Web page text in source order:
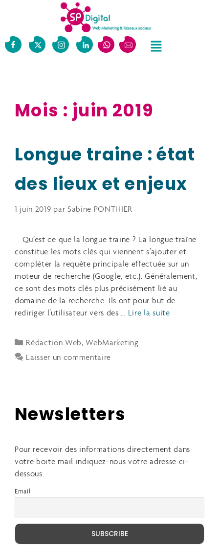
Mois : juin 2019
Longue traine : état
des lieux et enjeux
1 juin 2019 par Sabine PONTHIER
. Qu’est ce que la longue traine ? La longue traîne
constitue les mots clés qui viennent s’ajouter et
compléter la requête principale effectuée sur un
moteur de recherche (Google, etc.). Généralement,
ce sont des mots clés plus précisément lié au
domaine de la recherche. Ils ont pour but de
rediriger l’utilisateur vers des … Lire la suite
Rédaction Web,WebMarketing
Laisser un commentaire
Newsletters
Pour recevoir des informations directement dans
votre boite mail indiquez-nous votre adresse ci-
dessous.
Email